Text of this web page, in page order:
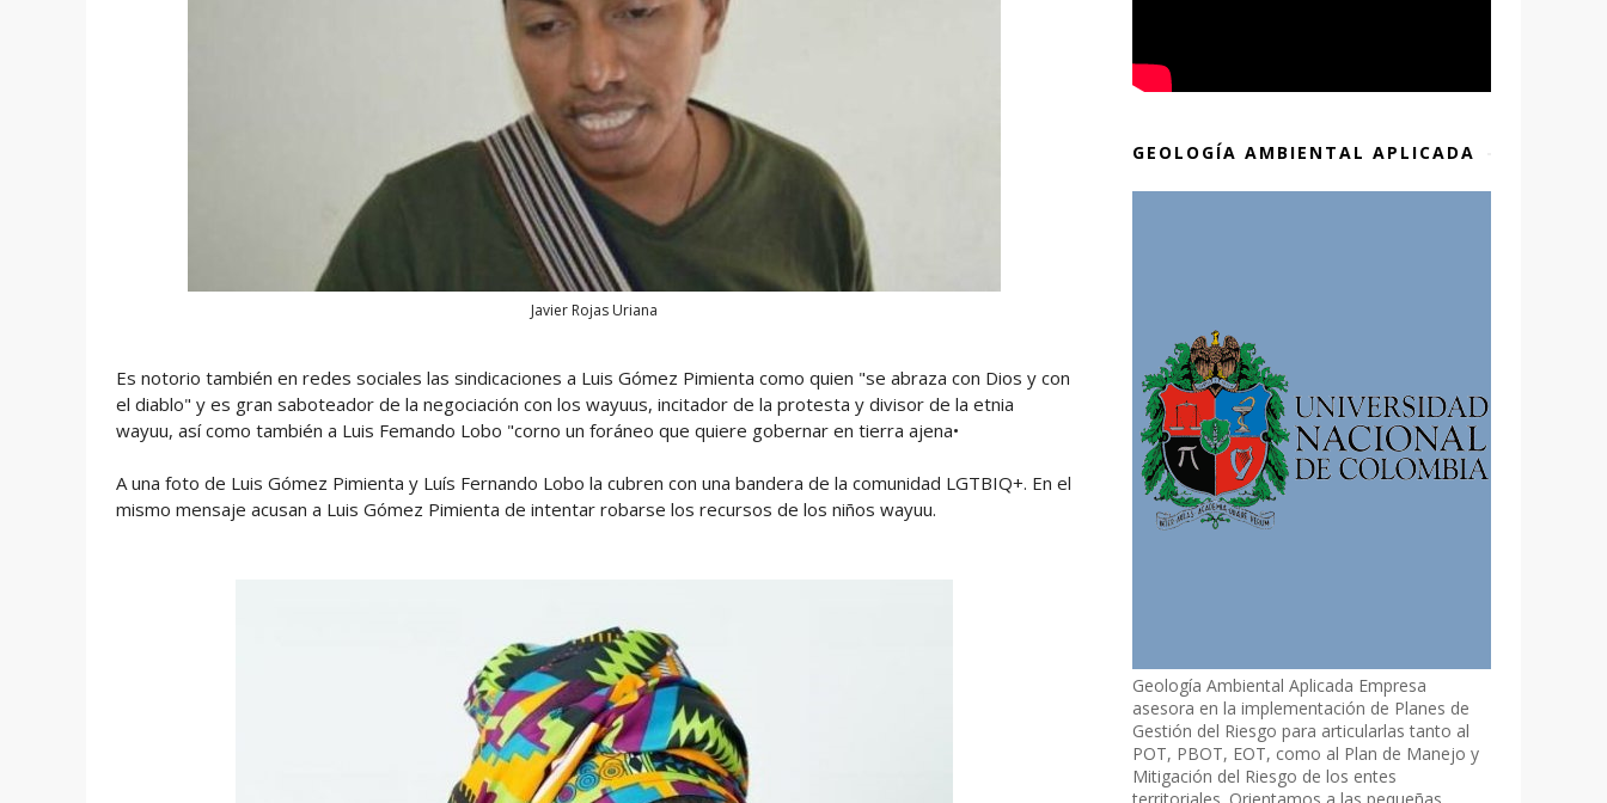
Javier Rojas Uriana
Es notorio también en redes sociales las sindicaciones a Luis Gómez Pimienta como quien "se abraza con Dios y con
el diablo" y es gran saboteador de la negociación con los wayuus, incitador de la protesta y divisor de la etnia
wayuu, así como también a Luis Femando Lobo "corno un foráneo que quiere gobernar en tierra ajena•
A una foto de Luis Gómez Pimienta y Luís Fernando Lobo la cubren con una bandera de la comunidad LGTBIQ+. En el
mismo mensaje acusan a Luis Gómez Pimienta de intentar robarse los recursos de los niños wayuu.
GEOLOGÍA AMBIENTAL APLICADA
Geología Ambiental Aplicada Empresa
asesora en la implementación de Planes de
Gestión del Riesgo para articularlas tanto al
POT, PBOT, EOT, como al Plan de Manejo y
Mitigación del Riesgo de los entes